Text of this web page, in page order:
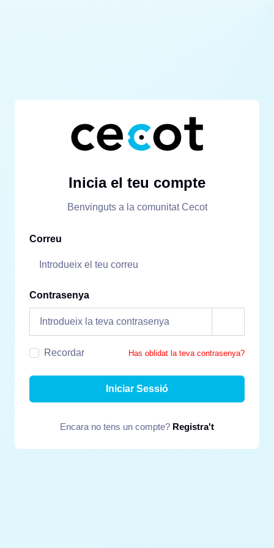
Inicia el teu compte
Benvinguts a la comunitat Cecot
Correu
Contrasenya
Recordar Has oblidat la teva contrasenya?
Iniciar Sessió
Encara no tens un compte? Registra't